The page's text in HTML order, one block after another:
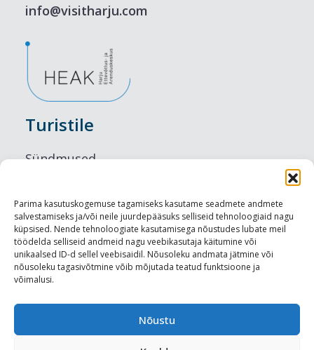
Parima kasutuskogemuse tagamiseks kasutame seadmete andmete
salvestamiseks ja/või neile juurdepääsuks selliseid tehnoloogiaid nagu
küpsised. Nende tehnoloogiate kasutamisega nõustudes lubate meil
töödelda selliseid andmeid nagu veebikasutaja käitumine või
unikaalsed ID-d sellel veebisaidil. Nõusoleku andmata jätmine või
nõusoleku tagasivõtmine võib mõjutada teatud funktsioone ja
võimalusi.
Nõustu
info@visitharju.com
Turistile
Sündmused
Maitseelamused
Vaatamisväärsused
Visit Tallinn
Turismiprofessionaalile